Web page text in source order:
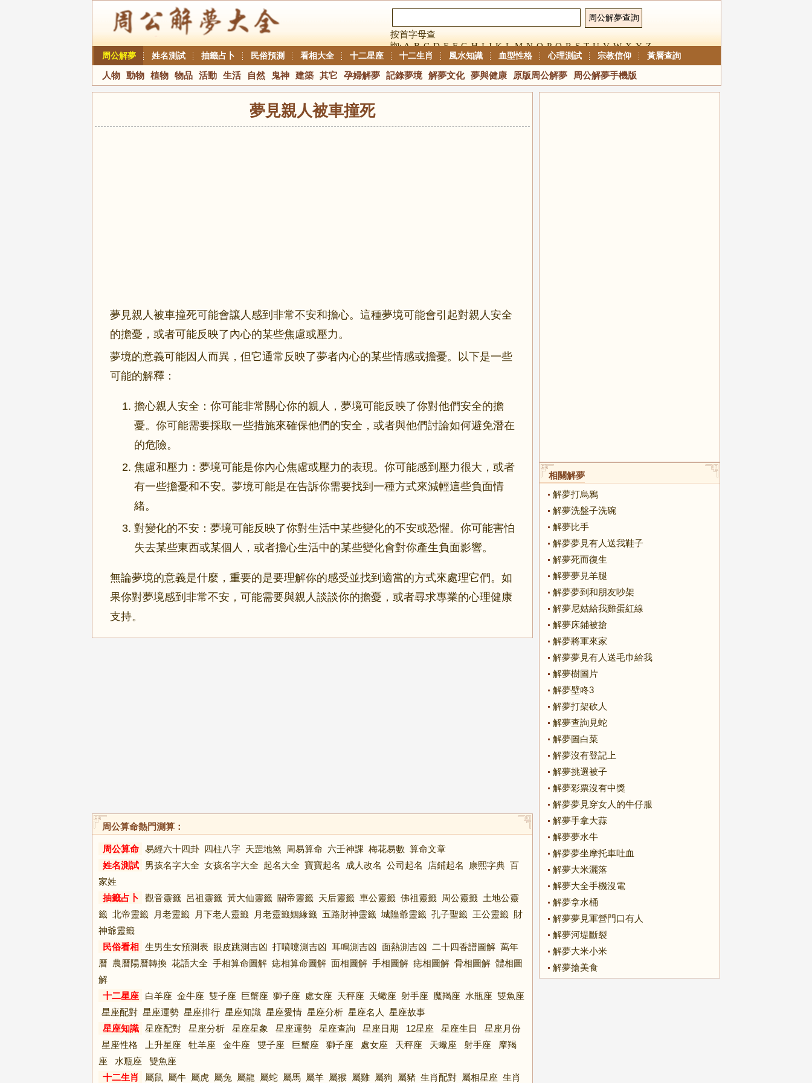
按首字母查
詢:A B C D E F G H I J K L M N O P Q R S T U V W X Y Z
周公解夢
姓名測試 抽籤占卜 民俗預測 看相大全 十二星座 十二生肖 風水知識 血型性格 心理測試 宗教信仰 黃曆查詢
人物 動物 植物 物品 活動 生活 自然 鬼神 建築 其它 孕婦解夢 記錄夢境 解夢文化 夢與健康 原版周公解夢 周公解夢手機版
夢見親人被車撞死
夢見親人被車撞死可能會讓人感到非常不安和擔心。這種夢境可能會引起對親人安全
的擔憂，或者可能反映了內心的某些焦慮或壓力。
夢境的意義可能因人而異，但它通常反映了夢者內心的某些情感或擔憂。以下是一些
可能的解釋：
擔心親人安全：你可能非常關心你的親人，夢境可能反映了你對他們安全的擔
憂。你可能需要採取一些措施來確保他們的安全，或者與他們討論如何避免潛在
的危險。
焦慮和壓力：夢境可能是你內心焦慮或壓力的表現。你可能感到壓力很大，或者
有一些擔憂和不安。夢境可能是在告訴你需要找到一種方式來減輕這些負面情
緒。
對變化的不安：夢境可能反映了你對生活中某些變化的不安或恐懼。你可能害怕
失去某些東西或某個人，或者擔心生活中的某些變化會對你產生負面影響。
無論夢境的意義是什麼，重要的是要理解你的感受並找到適當的方式來處理它們。如
果你對夢境感到非常不安，可能需要與親人談談你的擔憂，或者尋求專業的心理健康
支持。
周公算命熱門測算：
周公算命 易經六十四卦 四柱八字 天罡地煞 周易算命 六壬神課 梅花易數 算命文章
姓名測試
男孩名字大全 女孩名字大全 起名大全 寶寶起名 成人改名 公司起名 店鋪起名 康熙字典 百
家姓
抽籤占卜
觀音靈籤 呂祖靈籤 黃大仙靈籤 關帝靈籤 天后靈籤 車公靈籤 佛祖靈籤 周公靈籤 土地公靈
籤 北帝靈籤 月老靈籤 月下老人靈籤 月老靈籤姻緣籤 五路財神靈籤 城隍爺靈籤 孔子聖籤 王公靈籤 財
神爺靈籤
民俗看相
生男生女預測表 眼皮跳測吉凶 打噴嚏測吉凶 耳鳴測吉凶 面熱測吉凶 二十四香譜圖解 萬年
曆 農曆陽曆轉換 花語大全 手相算命圖解 痣相算命圖解 面相圖解 手相圖解 痣相圖解 骨相圖解 體相圖
解
十二星座
白羊座 金牛座 雙子座 巨蟹座 獅子座 處女座 天秤座 天蠍座 射手座 魔羯座 水瓶座 雙魚座
星座配對 星座運勢 星座排行 星座知識 星座愛情 星座分析 星座名人
星座故事
星座知識 星座配對 星座分析 星座星象 星座運勢 星座查詢 星座日期 12星座 星座生日
星座月份
星座性格
上升星座 牡羊座 金牛座 雙子座 巨蟹座 獅子座 處女座 天秤座 天蠍座 射手座
摩羯
座
水瓶座
雙魚座
十二生肖
屬鼠 屬牛 屬虎 屬兔 屬龍 屬蛇 屬馬 屬羊 屬猴 屬雞 屬狗 屬豬 生肖配對 屬相星座 生肖
相關解夢
解夢打烏鴉
解夢洗盤子洗碗
解夢比手
解夢夢見有人送我鞋子
解夢死而復生
解夢夢見羊腿
解夢夢到和朋友吵架
解夢尼姑給我雞蛋紅線
解夢床鋪被搶
解夢將軍來家
解夢夢見有人送毛巾給我
解夢樹圖片
解夢壁咚3
解夢打架砍人
解夢查詢見蛇
解夢圖白菜
解夢沒有登記上
解夢挑選被子
解夢彩票沒有中獎
解夢夢見穿女人的牛仔服
解夢手拿大蒜
解夢夢水牛
解夢夢坐摩托車吐血
解夢大米灑落
解夢大全手機沒電
解夢拿水桶
解夢夢見軍營門口有人
解夢河堤斷裂
解夢大米小米
解夢搶美食